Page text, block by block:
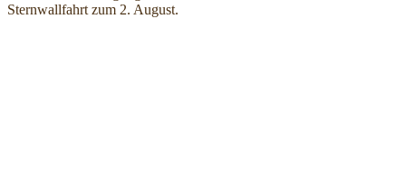
Sternwallfahrt zum 2. August.